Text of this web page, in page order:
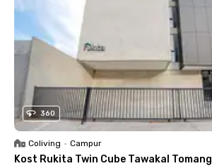
360
Coliving • Campur
Kost Rukita Twin Cube Tawakal Tomang